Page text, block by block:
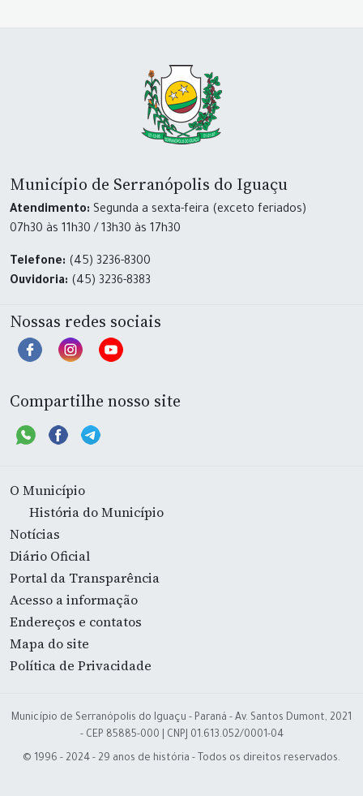
Município de Serranópolis do Iguaçu
Atendimento: Segunda a sexta-feira (exceto feriados)
07h30 às 11h30 / 13h30 às 17h30
Telefone: (45) 3236-8300
Ouvidoria: (45) 3236-8383
Nossas redes sociais
Compartilhe nosso site
O Município
História do Município
Notícias
Diário Oficial
Portal da Transparência
Acesso a informação
Endereços e contatos
Mapa do site
Política de Privacidade
Município de Serranópolis do Iguaçu - Paraná - Av. Santos Dumont, 2021
- CEP 85885-000 | CNPJ 01.613.052/0001-04
© 1996 - 2024 - 29 anos de história - Todos os direitos reservados.